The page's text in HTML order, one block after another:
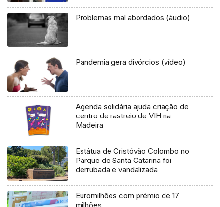
Problemas mal abordados (áudio)
Pandemia gera divórcios (vídeo)
Agenda solidária ajuda criação de
centro de rastreio de VIH na
Madeira
Estátua de Cristóvão Colombo no
Parque de Santa Catarina foi
derrubada e vandalizada
Euromilhões com prémio de 17
milhões